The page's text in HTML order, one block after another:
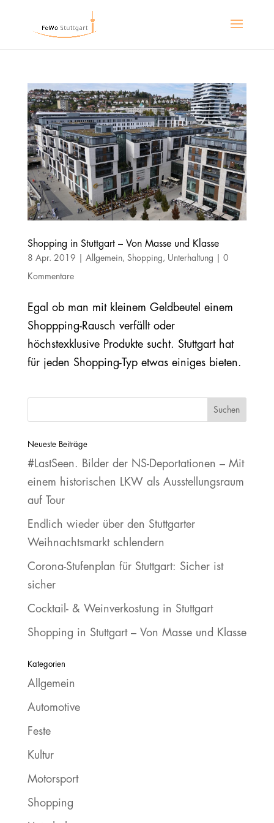
Shopping in Stuttgart – Von Masse und Klasse
8 Apr. 2019 Allgemein, Shopping , Unterhaltung 0
Kommentare
Egal ob man mit kleinem Geldbeutel einem
Shoppping-Rausch verfällt oder
höchstexklusive Produkte sucht. Stuttgart hat
für jeden Shopping-Typ etwas einiges bieten.
Neueste Beiträge
#LastSeen. Bilder der NS‐Deportationen – Mit
einem historischen LKW als Ausstellungsraum
auf Tour
Endlich wieder über den Stuttgarter
Weihnachtsmarkt schlendern
Corona-Stufenplan für Stuttgart: Sicher ist
sicher
Cocktail- & Weinverkostung in Stuttgart
Shopping in Stuttgart – Von Masse und Klasse
Kategorien
Allgemein
Automotive
Feste
Kultur
Motorsport
Shopping